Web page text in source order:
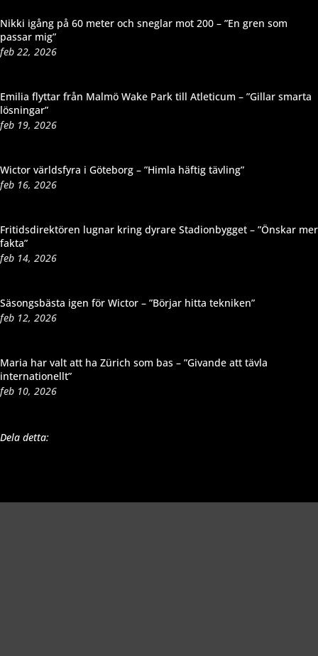
Nikki igång på 60 meter och sneglar mot 200 – ”En gren som
passar mig”
feb 22, 2026
Emilia flyttar från Malmö Wake Park till Atleticum – ”Gillar smarta
lösningar”
feb 19, 2026
Wictor världsfyra i Göteborg – ”Himla häftig tävling”
feb 16, 2026
Fritidsdirektören lugnar kring dyrare Stadionbygget – ”Önskar mer
fakta”
feb 14, 2026
Säsongsbästa igen för Wictor – ”Börjar hitta tekniken”
feb 12, 2026
Maria har valt att ha Zürich som bas – ”Givande att tävla
internationellt”
feb 10, 2026
Dela detta: